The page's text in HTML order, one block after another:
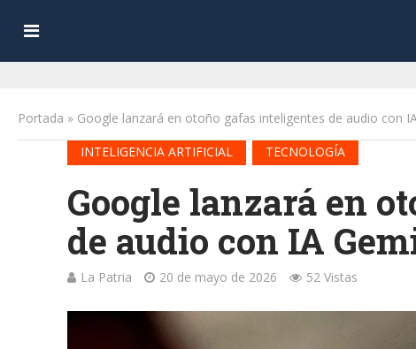
Portada » Google lanzará en otoño gafas inteligentes de audio con
INTELIGENCIA ARTIFICIAL
TECNOLOGÍA
Google lanzará en
de audio con IA
La Patria 20 de mayo de 2026 52 Vistas